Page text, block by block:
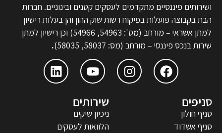
ושירותים פיננסיים מתקדמים לעסקים קטנים ובינוניים. חברות
הבת בקבוצה פועלות בפיקוח רשות שוק ההון והן בעלות רישיון
למתן אשראי – מורחב (מס': 54963, 54966) וכן רישיון למתן
שירות בנכס פיננסי – מורחב (מס: 58037, 58035)
.
סניפים
סניף חולון
סניף אשדוד
שירותים
ניכיון שיקים
הלוואות לעסקים